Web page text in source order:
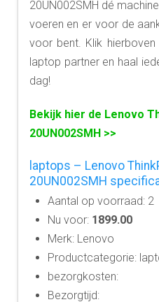
20UN002SMH dé
voeren en er voor de
voor bent. Klik
laptop partner en haal
dag!
Bekijk hier de Lenovo
20UN002SMH >>
laptops – Lenovo
20UN002SMH
Aantal op voorraad: 2
Nu voor: 1899.00
Merk: Lenovo
Productcategorie:
bezorgkosten:
Bezorgtijd: